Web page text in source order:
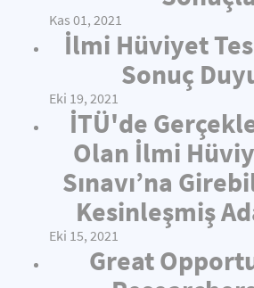
Kas 01, 2021
İlmi Hüviyet
Sonuç
Eki 19, 2021
İTÜ'de
Olan İlmi
Sınavı’na
Kesinleşmiş
Eki 15, 2021
Great